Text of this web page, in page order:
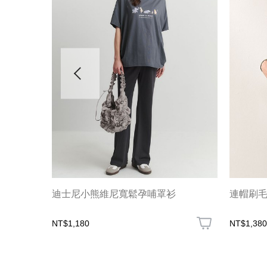
迪士尼小熊維尼寬鬆孕哺罩衫
NT$1,180
連帽刷
NT$1,380